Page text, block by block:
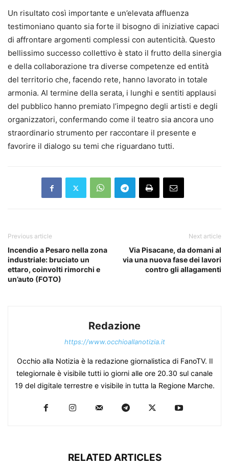
Un risultato così importante e un’elevata affluenza
testimoniano quanto sia forte il bisogno di iniziative capaci
di affrontare argomenti complessi con autenticità. Questo
bellissimo successo collettivo è stato il frutto della sinergia
e della collaborazione tra diverse competenze ed entità
del territorio che, facendo rete, hanno lavorato in totale
armonia. Al termine della serata, i lunghi e sentiti applausi
del pubblico hanno premiato l’impegno degli artisti e degli
organizzatori, confermando come il teatro sia ancora uno
straordinario strumento per raccontare il presente e
favorire il dialogo su temi che riguardano tutti.
Previous article
Incendio a Pesaro nella zona
industriale: bruciato un
ettaro, coinvolti rimorchi e
un’auto (FOTO)
Next article
Via Pisacane, da domani al
via una nuova fase dei lavori
contro gli allagamenti
Redazione
https://www.occhioallanotizia.it
Occhio alla Notizia è la redazione giornalistica di FanoTV. Il
telegiornale è visibile tutti io giorni alle ore 20.30 sul canale
19 del digitale terrestre e visibile in tutta la Regione Marche.
RELATED ARTICLES